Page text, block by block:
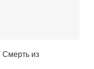
Смерть из